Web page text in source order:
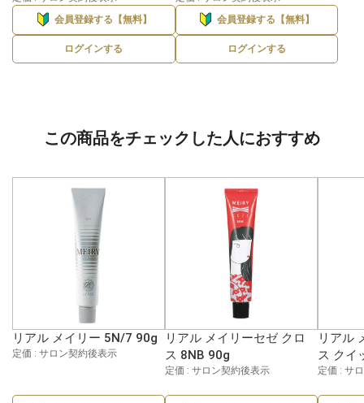
会員登録する【無料】
ログインする
会員登録する【無料】
ログインする
この商品をチェックした人におすすめ
リアル メイリー 5N/7 90g
定価 : サロン契約後表示
リアル メイリーセゼ クロ
ス 8NB 90g
定価 : サロン契約後表示
リアル
ス クイ
定価 : サ